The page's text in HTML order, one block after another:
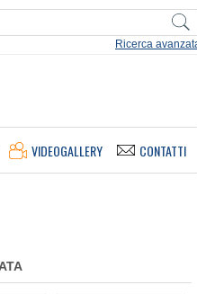
Ricerca
VIDEOGALLERY CONTATTI